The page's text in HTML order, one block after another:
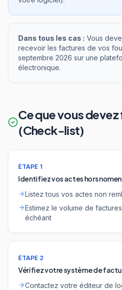
Dans tous les cas : Vous
recevoir les factures de vos
septembre 2026 sur une
électronique.
Ce que vous
(Check-list)
ÉTAPE 1
Identifiez vos actes hors
Listez tous vos actes non
Estimez le volume de
échéant
ÉTAPE 2
Vérifiez votre système de
Contactez votre éditeur de